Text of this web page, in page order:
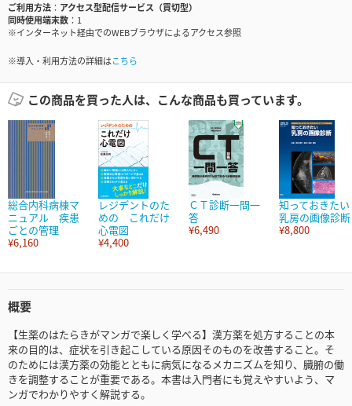
ご利用方法
アクセス型配信サービス（買切型）
同時使用端末数
1
※インターネット経由でのWEBブラウザによるアクセス参照
※導入・利用方法の詳細はこちら
この商品を買った人は、こんな商品も買っています。
総合内科病棟マ
ニュアル 疾患
ごとの管理
¥6,160
レジデントのた
めの これだけ
心電図
¥4,400
ＣＴ診断一問一
答
¥6,490
知っておきたい
乳房の画像診断
¥8,800
概要
【生薬のはたらきがマンガで楽しく学べる】漢方薬を処方することの本
来の目的は、症状を引き起こしている原因そのものを改善すること。そ
のためには漢方薬の効能とともに病気になるメカニズムを知り、臓腑の働
きを調整することが重要である。本書は入門者にも覚えやすいよう、マ
ンガでわかりやすく解説する。